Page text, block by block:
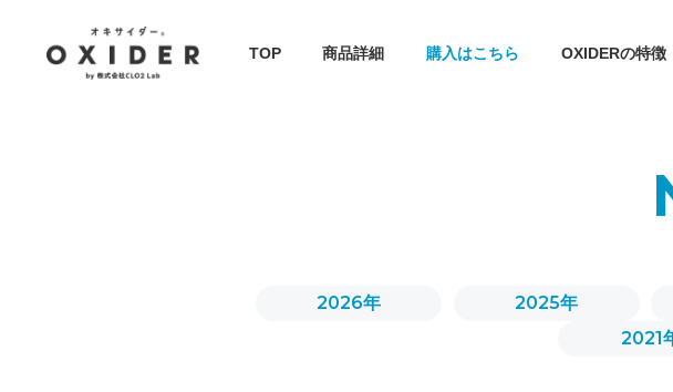
TOP 商品詳細 購入はこちら OXIDERの特徴
CLO2 Lab
OXIDER
2026年 2025年
2021